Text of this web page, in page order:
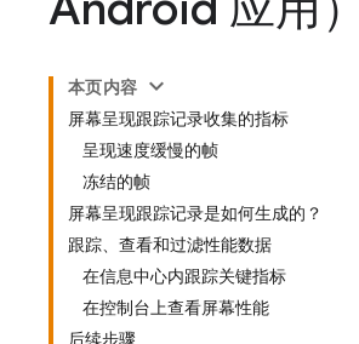
本页内容
屏幕呈现跟踪记录收集的指标
呈现速度缓慢的帧
冻结的帧
屏幕呈现跟踪记录是如何生成的？
跟踪、查看和过滤性能数据
在信息中心内跟踪关键指标
在控制台上查看屏幕性能
后续步骤